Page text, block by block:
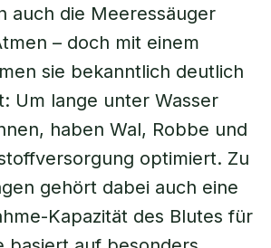
auch die Meeressäuger
– doch mit einem
sie bekanntlich deutlich
Um lange unter Wasser
haben Wal, Robbe und
optimiert. Zu
gehört dabei auch eine
Kapazität des Blutes für